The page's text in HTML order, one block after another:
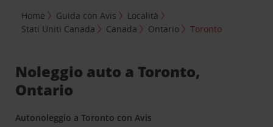
Home Guida con Avis
Località
Stati Uniti Canada
Canada Ontario Toronto
Noleggio auto a Toronto,
Ontario
Autonoleggio a Toronto con Avis